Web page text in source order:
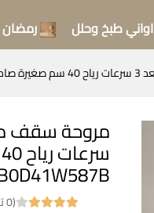
اواني طبخ وحلل
(0 تقييمات)